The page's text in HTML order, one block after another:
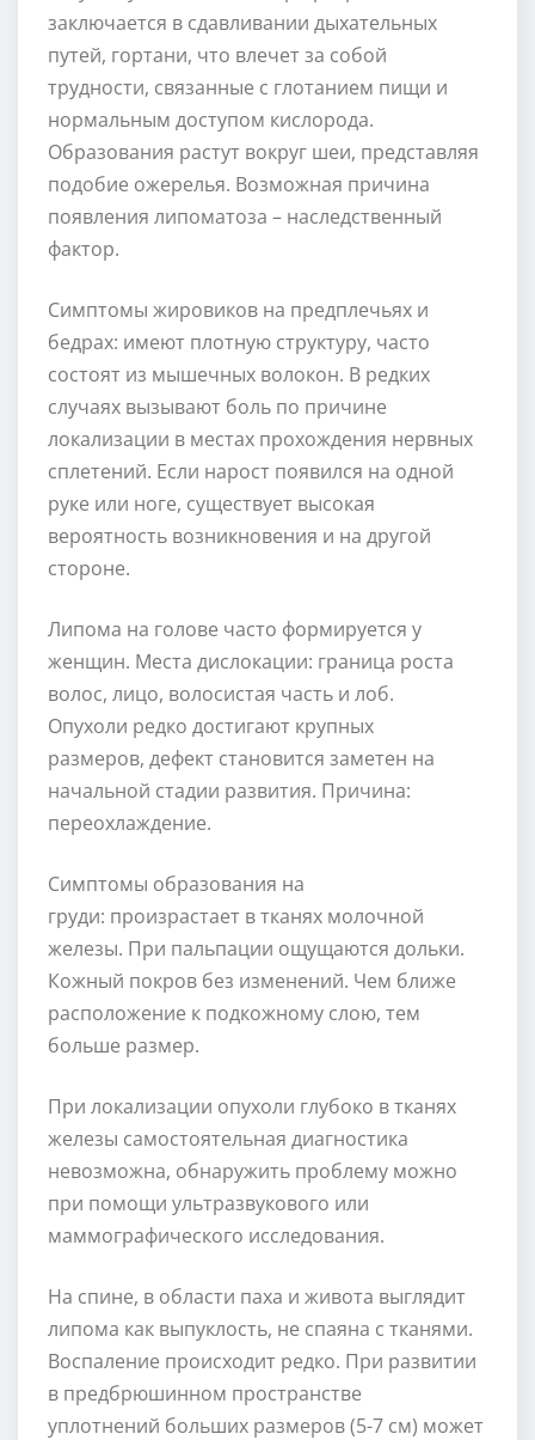
заключается в сдавливании дыхательных
путей, гортани, что влечет за собой
трудности, связанные с глотанием пищи и
нормальным доступом кислорода.
Образования растут вокруг шеи, представляя
подобие ожерелья. Возможная причина
появления липоматоза – наследственный
фактор.
Симптомы жировиков на предплечьях и
бедрах: имеют плотную структуру, часто
состоят из мышечных волокон. В редких
случаях вызывают боль по причине
локализации в местах прохождения нервных
сплетений. Если нарост появился на одной
руке или ноге, существует высокая
вероятность возникновения и на другой
стороне.
Липома на голове часто формируется у
женщин. Места дислокации: граница роста
волос, лицо, волосистая часть и лоб.
Опухоли редко достигают крупных
размеров, дефект становится заметен на
начальной стадии развития. Причина:
переохлаждение.
Симптомы образования на
груди: произрастает в тканях молочной
железы. При пальпации ощущаются дольки.
Кожный покров без изменений. Чем ближе
расположение к подкожному слою, тем
больше размер.
При локализации опухоли глубоко в тканях
железы самостоятельная диагностика
невозможна, обнаружить проблему можно
при помощи ультразвукового или
маммографического исследования.
На спине, в области паха и живота выглядит
липома как выпуклость, не спаяна с тканями.
Воспаление происходит редко. При развитии
в предбрюшинном пространстве
уплотнений больших размеров (5-7 см) может